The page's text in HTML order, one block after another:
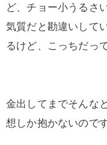
ど、チョー小うるさ
気質だと勘違いして
るけど、こっちだっ
金出してまでそんな
想しか抱かないのです